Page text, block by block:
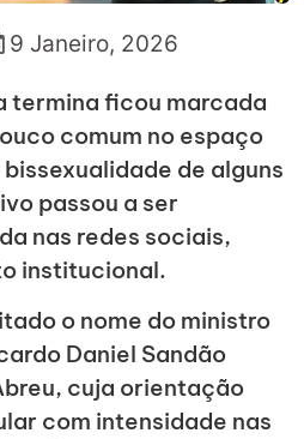
9 Janeiro, 2026
termina ficou marcada
comum no espaço
de alguns
passou a ser
nas redes sociais,
institucional.
o nome do ministro
Daniel Sandão
cuja orientação
com intensidade nas